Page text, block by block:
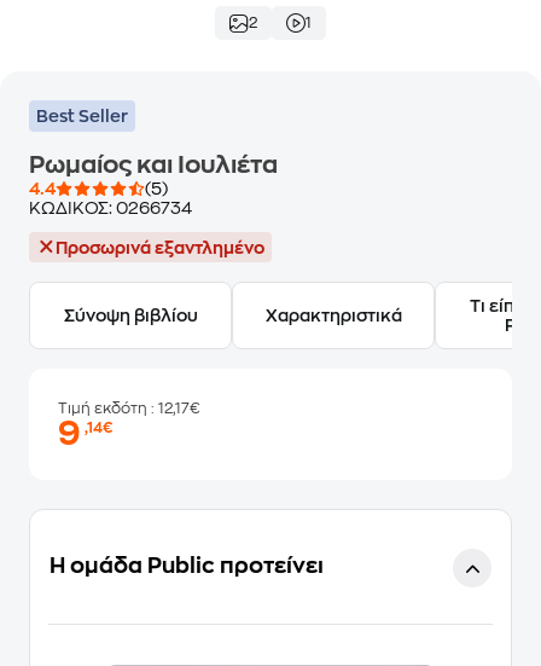
2 1
Best Seller
Ρωμαίος και Ιουλιέτα
4.4
(5)
ΚΩΔΙΚΟΣ: 0266734
Προσωρινά εξαντλημένο
Σύνοψη βιβλίου Χαρακτηριστικά
Τι
Τιμή εκδότη : 12,17€
9,14€
Η ομάδα Public προτείνει